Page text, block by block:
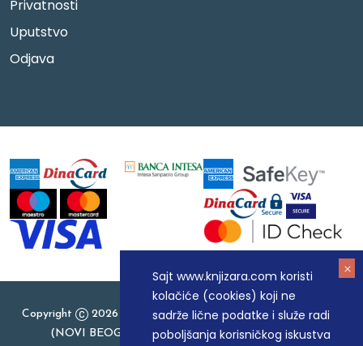
Sajt www.knjizara.com koristi
kolačiće (cookies) koji ne
sadrže lične podatke i služe radi
poboljšanja korisničkog iskustva
Privatnosti
Uputstvo
Odjava
Copyright
2026 Knjizara.com - MAKART DOO BEOGRAD
(NOVI BEOGRAD), PIB: 105184104, MB: 20337524